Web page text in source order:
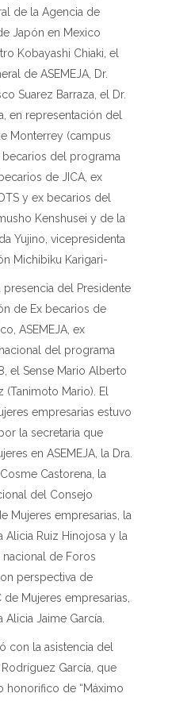
de la Agencia de
Japón en Mexico
Kobayashi Chiaki, el
de ASEMEJA, Dr.
Suarez Barraza, el Dr.
en representación del
Monterrey (campus
becarios del programa
de JICA, ex
y ex becarios del
Kenshusei y de la
Yujino, vicepresidenta
Michibiku Karigari-
presencia del Presidente
de Ex becarios de
ASEMEJA, ex
del programa
el Sense Mario Alberto
(Tanimoto Mario). El
empresarias estuvo
la secretaria que
en ASEMEJA, la Dra.
Castorena, la
del Consejo
Mujeres empresarias, la
Alicia Ruiz Hinojosa y la
de Foros
perspectiva de
Mujeres empresarias,
Alicia Jaime García.
con la asistencia del
Rodríguez García, que
honorifico de “Máximo